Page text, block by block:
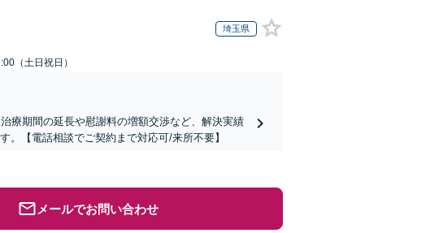
埼玉県
（土日祝日）
療期間の延長や慰謝料の増額交渉など、解決実績
。【電話相談でご契約まで対応可/来所不要】
メールでお問い合わせ